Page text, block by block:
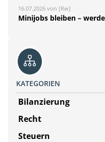
16.07.2026 von [Rw]
Minijobs bleiben –
KATEGORIEN
Bilanzierung
Recht
Steuern